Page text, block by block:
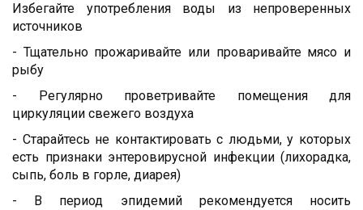
Избегайте употребления воды из непроверенных
источников
- Тщательно прожаривайте или проваривайте мясо и
рыбу
- Регулярно проветривайте помещения для
циркуляции свежего воздуха
- Старайтесь не контактировать с людьми, у которых
есть признаки энтеровирусной инфекции (лихорадка,
сыпь, боль в горле, диарея)
- В период эпидемий рекомендуется носить